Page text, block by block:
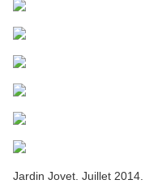
Jardin Jovet. Juillet 2014.